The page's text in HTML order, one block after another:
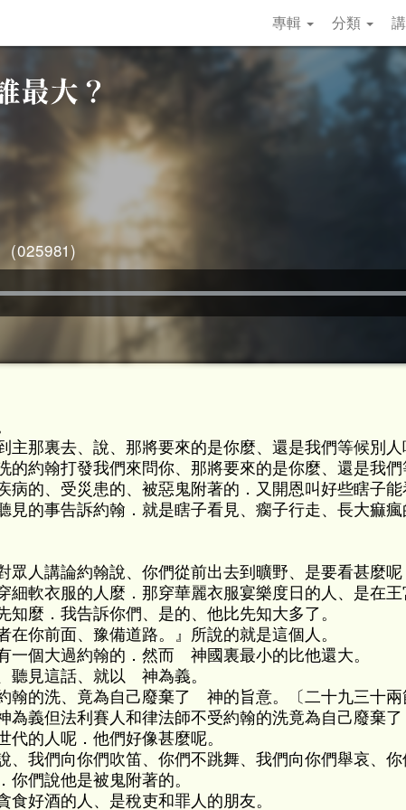
專輯 分類
(025981)
那裏去、說、那將要來的是你麼、還是我們等候別人
的約翰打發我們來問你、那將要來的是你麼、還是我們
病的、受災患的、被惡鬼附著的．又開恩叫好些瞎子能
見的事告訴約翰．就是瞎子看見、瘸子行走、長大痲
眾人講論約翰說、你們從前出去到曠野、是要看甚麼呢
軟衣服的人麼．那穿華麗衣服宴樂度日的人、是在王
麼．我告訴你們、是的、他比先知大多了。
你前面、豫備道路。』所說的就是這個人。
一個大過約翰的．然而 神國裏最小的比他還大。
聽見這話、就以 神為義。
翰的洗、竟為自己廢棄了 神的旨意。〔二十九三十
義但法利賽人和律法師不受約翰的洗竟為自己廢棄
的人呢．他們好像甚麼呢。
我們向你們吹笛、你們不跳舞、我們向你們舉哀、你
們說他是被鬼附著的。
食好酒的人、是稅吏和罪人的朋友。